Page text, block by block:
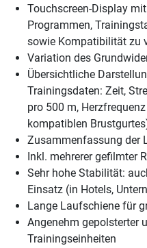
Touchscreen-Display
Programmen,
sowie Kompatibilität zu
Variation des
Übersichtliche
Trainingsdaten: Zeit,
pro 500 m,
kompatiblen
Zusammenfassung der
Inkl. mehrerer gefilmter
Sehr hohe Stabilität:
Einsatz (in Hotels,
Lange Laufschiene für
Angenehm gepolsterter
Trainingseinheiten